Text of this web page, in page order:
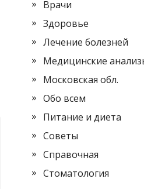
Врачи
Здоровье
Лечение болезней
Медицинские
Московская обл.
Обо всем
Питание и диета
Советы
Справочная
Стоматология